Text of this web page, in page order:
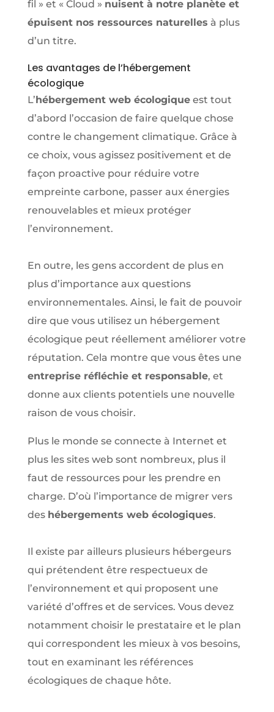
fil » et « Cloud » nuisent à notre planète et
épuisent nos ressources naturelles à plus
d’un titre.
Les avantages de l’hébergement
écologique
L’hébergement web écologiqueest tout
d’abord l’occasion de faire quelque chose
contre le changement climatique. Grâce à
ce choix, vous agissez positivement et de
façon proactive pour réduire votre
empreinte carbone, passer aux énergies
renouvelables et mieux protéger
l’environnement.
En outre, les gens accordent de plus en
plus d’importance aux questions
environnementales. Ainsi, le fait de pouvoir
dire que vous utilisez un hébergement
écologique peut réellement améliorer votre
réputation. Cela montre que vous êtes une
entreprise réfléchie et responsable, et
donne aux clients potentiels une nouvelle
raison de vous choisir.
Plus le monde se connecte à Internet et
plus les sites web sont nombreux, plus il
faut de ressources pour les prendre en
charge. D’où l’importance de migrer vers
des hébergements web écologiques.
Il existe par ailleurs plusieurs hébergeurs
qui prétendent être respectueux de
l’environnement et qui proposent une
variété d’offres et de services. Vous devez
notamment choisir le prestataire et le plan
qui correspondent les mieux à vos besoins,
tout en examinant les références
écologiques de chaque hôte.